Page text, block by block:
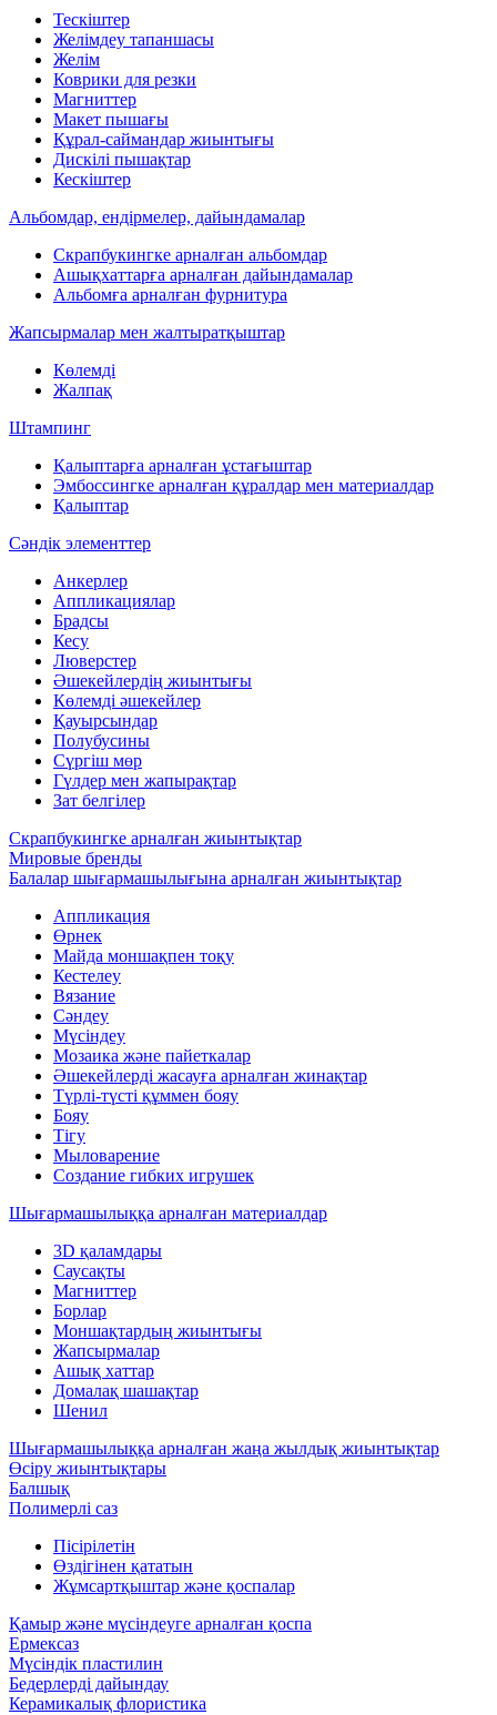
Тескіштер
Желімдеу тапаншасы
Желім
Коврики для резки
Магниттер
Макет пышағы
Құрал-саймандар жиынтығы
Дискілі пышақтар
Кескіштер
Альбомдар, ендірмелер, дайындамалар
Скрапбукингке арналған альбомдар
Ашықхаттарға арналған дайындамалар
Альбомға арналған фурнитура
Жапсырмалар мен жалтыратқыштар
Көлемді
Жалпақ
Штампинг
Қалыптарға арналған ұстағыштар
Эмбоссингке арналған құралдар мен материалдар
Қалыптар
Сәндік элементтер
Анкерлер
Аппликациялар
Брадсы
Кесу
Люверстер
Әшекейлердің жиынтығы
Көлемді әшекейлер
Қауырсындар
Полубусины
Сүргіш мөр
Гүлдер мен жапырақтар
Зат белгілер
Скрапбукингке арналған жиынтықтар
Мировые бренды
Балалар шығармашылығына арналған жиынтықтар
Аппликация
Өрнек
Майда моншақпен тоқу
Кестелеу
Вязание
Сәндеу
Мүсіндеу
Мозаика және пайеткалар
Әшекейлерді жасауға арналған жинақтар
Түрлі-түсті құммен бояу
Бояу
Тігу
Мыловарение
Создание гибких игрушек
Шығармашылыққа арналған материалдар
3D қаламдары
Саусақты
Магниттер
Борлар
Моншақтардың жиынтығы
Жапсырмалар
Ашық хаттар
Домалақ шашақтар
Шенил
Шығармашылыққа арналған жаңа жылдық жиынтықтар
Өсіру жиынтықтары
Балшық
Полимерлі саз
Пісірілетін
Өздігінен қататын
Жұмсартқыштар және қоспалар
Қамыр және мүсіндеуге арналған қоспа
Ермексаз
Мүсіндік пластилин
Бедерлерді дайындау
Керамикалық флористика